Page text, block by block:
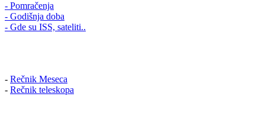
- Pomračenja
- Godišnja doba
- Gde su ISS, sateliti..
- Rečnik Meseca
- Rečnik teleskopa